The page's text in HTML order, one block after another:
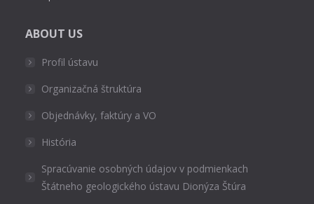
ABOUT US
Profil ústavu
Organizačná štruktúra
Objednávky, faktúry a VO
História
Spracúvanie osobných údajov v podmienkach
Štátneho geologického ústavu Dionýza Štúra